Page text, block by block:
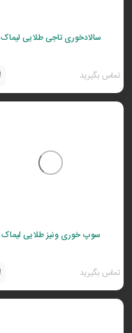
سالادخوری تاجی طلایی لیماک
تماس بگیرید
سوپ خوری ونیز طلایی لیماک
تماس بگیرید